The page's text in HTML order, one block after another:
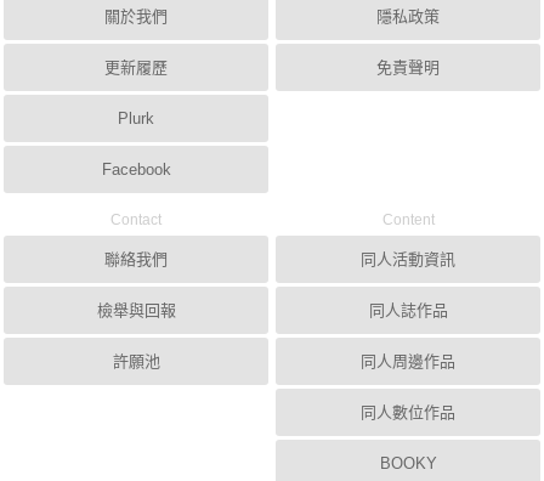
關於我們
更新履歷
Plurk
Facebook
隱私政策
免責聲明
Contact
聯絡我們
檢舉與回報
許願池
Content
同人活動資訊
同人誌作品
同人周邊作品
同人數位作品
BOOKY